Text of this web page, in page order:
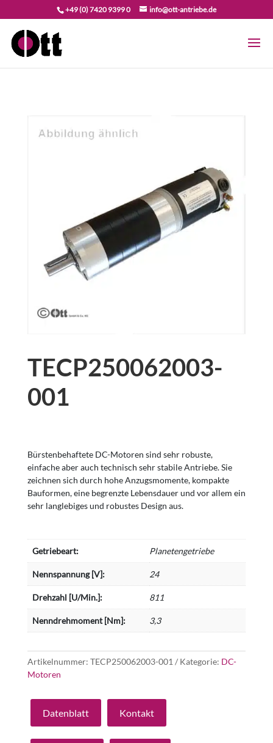
+49 (0) 7420 9399 0 info@ott-antriebe.de
TECP250062003-
001
Bürstenbehaftete DC-Motoren sind sehr robuste,
einfache aber auch technisch sehr stabile Antriebe. Sie
zeichnen sich durch hohe Anzugsmomente, kompakte
Bauformen, eine begrenzte Lebensdauer und vor allem ein
sehr langlebiges und robustes Design aus.
Getriebeart: Planetengetriebe
Nennspannung [V]: 24
Drehzahl [U/Min.]: 811
Nenndrehmoment [Nm]: 3,3
Artikelnummer: TECP250062003-001 Kategorie: DC-
Motoren
Datenblatt Kontakt